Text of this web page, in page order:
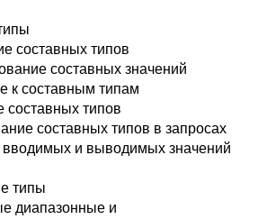
составных типов
составных значений
к составным типам
составных типов
составных типов в запросах
вводимых и выводимых значений
типы
диапазонные и